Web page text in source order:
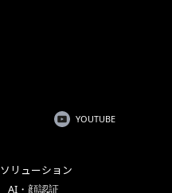
YOUTUBE
ソリューション
AI・顔認証